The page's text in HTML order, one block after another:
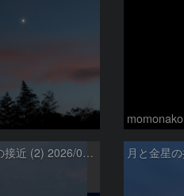
momonako
月と金星の接近 (2) 2026/07/17